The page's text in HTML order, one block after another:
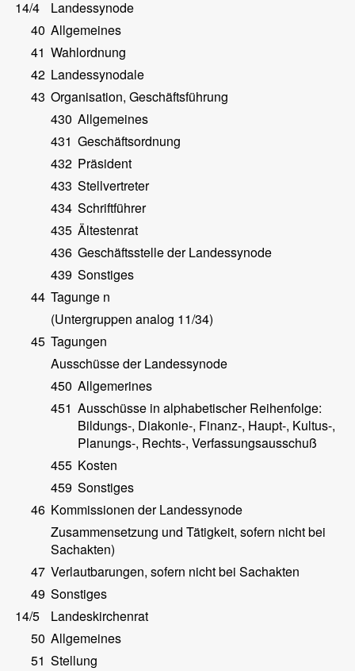
14/4
Landessynode
40 Allgemeines
41 Wahlordnung
42 Landessynodale
43 Organisation, Geschäftsführung
430 Allgemeines
431 Geschäftsordnung
432 Präsident
433 Stellvertreter
434 Schriftführer
435 Ältestenrat
436 Geschäftsstelle der Landessynode
439 Sonstiges
44 Tagunge n
(Untergruppen analog 11/34)
45 Tagungen
Ausschüsse der Landessynode
450 Allgemerines
451 Ausschüsse in alphabetischer Reihenfolge:
Bildungs-, Diakonie-, Finanz-, Haupt-, Kultus-,
Planungs-, Rechts-, Verfassungsausschuß
455 Kosten
459 Sonstiges
46 Kommissionen der Landessynode
Zusammensetzung und Tätigkeit, sofern nicht bei
Sachakten)
47 Verlautbarungen, sofern nicht bei Sachakten
49 Sonstiges
14/5
Landeskirchenrat
50 Allgemeines
51 Stellung